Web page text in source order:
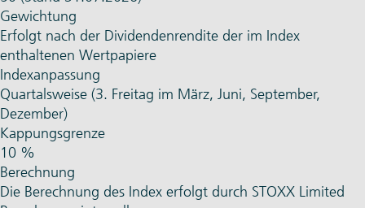
Gewichtung
Erfolgt nach der Dividendenrendite der im Index
enthaltenen Wertpapiere
Indexanpassung
Quartalsweise (3. Freitag im März, Juni, September,
Dezember)
Kappungsgrenze
10 %
Berechnung
Die Berechnung des Index erfolgt durch STOXX Limited